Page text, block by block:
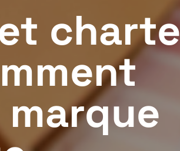
charte